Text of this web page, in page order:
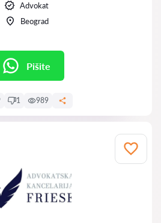
Advokat
Beograd
Pišite
1 989